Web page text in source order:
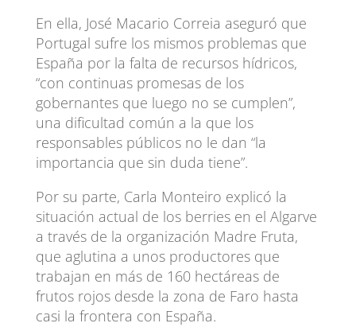
En ella, José Macario Correia aseguró que
Portugal sufre los mismos problemas que
España por la falta de recursos hídricos,
“con continuas promesas de los
gobernantes que luego no se cumplen”,
una dificultad común a la que los
responsables públicos no le dan “la
importancia que sin duda tiene”.
Por su parte, Carla Monteiro explicó la
situación actual de los berries en el Algarve
a través de la organización Madre Fruta,
que aglutina a unos productores que
trabajan en más de 160 hectáreas de
frutos rojos desde la zona de Faro hasta
casi la frontera con España.